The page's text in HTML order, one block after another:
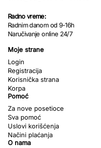
Radno vreme:
Radnim danom od 9-16h
Naručivanje online 24/7
Moje strane
Login
Registracija
Korisnička strana
Korpa
Pomoć
Za nove posetioce
Sva pomoć
Uslovi korišćenja
Načini plaćanja
O nama